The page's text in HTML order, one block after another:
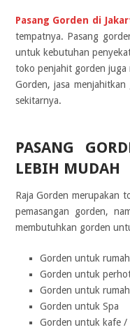
Pasang Gorden di
tempatnya. Pasang
untuk kebutuhan
toko penjahit gorden juga
Gorden, jasa
sekitarnya.
PASANG
LEBIH MUDAH
Raja Gorden merupakan
pemasangan gorden,
membutuhkan gorden
Gorden untuk rumah
Gorden untuk
Gorden untuk
Gorden untuk Spa
Gorden untuk kafe /